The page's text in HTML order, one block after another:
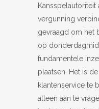
Kansspelautoriteit
vergunning
gevraagd om het
op
fundamentele
plaatsen. Het is
klantenservice te
alleen aan te